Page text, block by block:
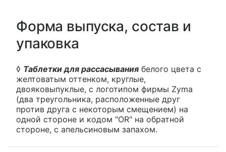
Форма выпуска, состав и
упаковка
◊ Таблетки для рассасывания белого цвета с
желтоватым оттенком, круглые,
двояковыпуклые, с логотипом фирмы Zyma
(два треугольника, расположенные друг
против друга с некоторым смещением) на
одной стороне и кодом "OR" на обратной
стороне, с апельсиновым запахом.